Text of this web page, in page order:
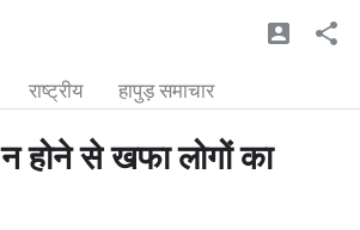
राष्ट्रीय हापुड़ समाचार
होने से खफा लोगों का